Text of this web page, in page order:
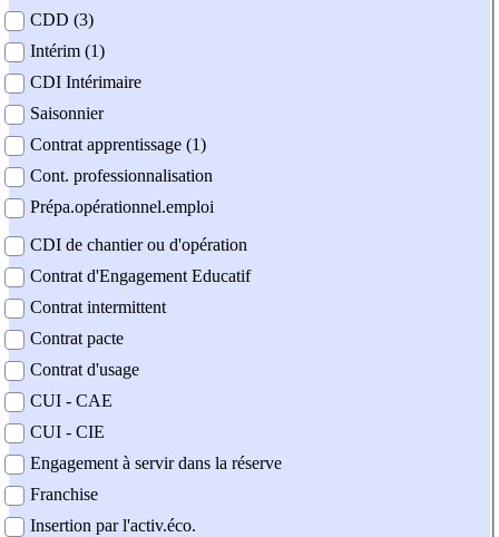
CDD (3)
Intérim (1)
CDI Intérimaire
Saisonnier
Contrat apprentissage (1)
Cont. professionnalisation
Prépa.opérationnel.emploi
CDI de chantier ou d'opération
Contrat d'Engagement Educatif
Contrat intermittent
Contrat pacte
Contrat d'usage
CUI - CAE
CUI - CIE
Engagement à servir dans la réserve
Franchise
Insertion par l'activ.éco.